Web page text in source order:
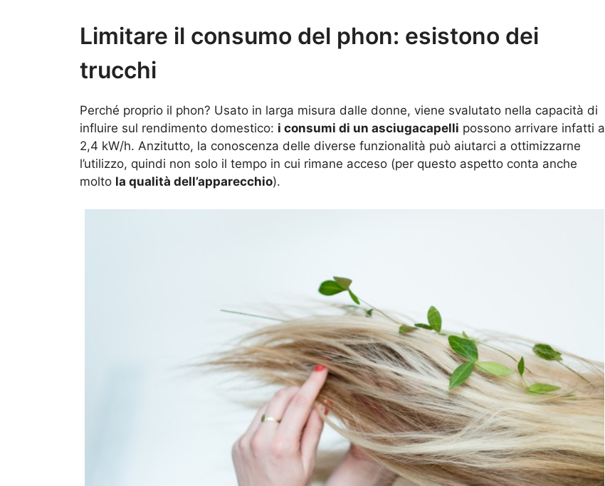
Limitare il consumo del phon: esistono dei
trucchi
Perché proprio il phon? Usato in larga misura dalle donne, viene svalutato nella capacità di
influire sul rendimento domestico: i consumi di un asciugacapelli possono arrivare infatti a
2,4 kW/h. Anzitutto, la conoscenza delle diverse funzionalità può aiutarci a ottimizzarne
l’utilizzo, quindi non solo il tempo in cui rimane acceso (per questo aspetto conta anche
molto la qualità dell’apparecchio).